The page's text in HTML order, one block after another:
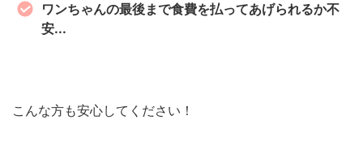
ワンちゃんの最後まで食費を払ってあげられるか不
安...
こんな方も安心してください！